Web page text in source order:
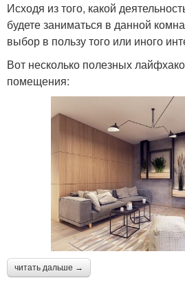
Исходя из того, какой
будете заниматься в данной
выбор в пользу того или иного
Вот несколько полезных
помещения:
читать дальше →